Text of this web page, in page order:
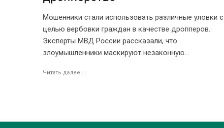
Мошенники стали использовать различные уловки с
целью вербовки граждан в качестве дропперов.
Эксперты МВД России рассказали, что
злоумышленники маскируют незаконную...
Читать далее...